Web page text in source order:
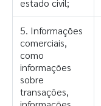
estado civil;
5. Informações
comerciais,
como
informações
sobre
transações,